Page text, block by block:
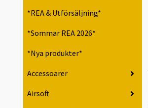
*REA & Utförsäljning*
*Sommar REA 2026*
*Nya produkter*
Accessoarer
Airsoft